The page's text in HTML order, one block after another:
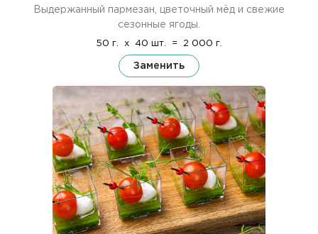
Выдержанный пармезан, цветочный мёд и свежие
сезонные ягоды.
50 г. x 40 шт. = 2 000 г.
Заменить